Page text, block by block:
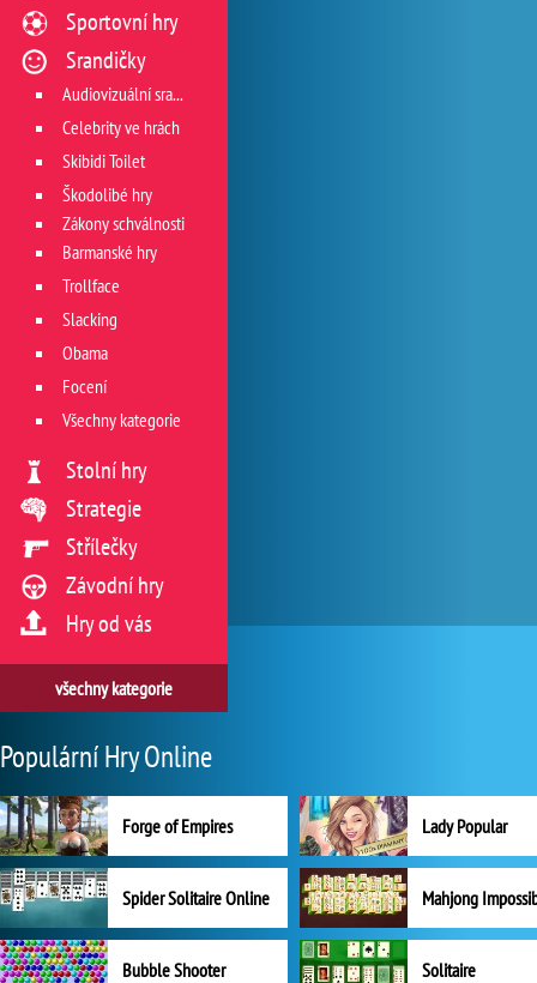
Sportovní hry
Srandičky
Audiovizuální srandičky
Celebrity ve hrách
Skibidi Toilet
Škodolibé hry
Zákony schválnosti
Barmanské hry
Trollface
Slacking
Obama
Focení
Všechny kategorie
Stolní hry
Strategie
Střílečky
Závodní hry
Hry od vás
všechny kategorie
Populární Hry Online
Forge of Empires Lady Popular
Spider Solitaire Online Mahjong
Bubble Shooter Solitaire